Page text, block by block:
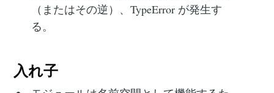
（またはその逆）、TypeError が発生す
る。
入れ子